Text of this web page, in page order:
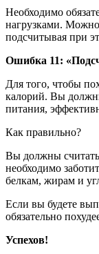
Необходимо
нагрузками.
подсчитывая при
Ошибка 11:
Для того, чтобы
калорий. Вы
питания,
Как правильно?
Вы должны считать
необходимо
белкам, жирам и
Если вы будете
обязательно
Успехов!